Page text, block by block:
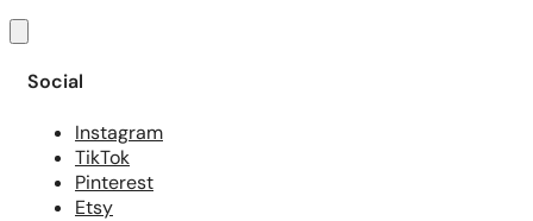
Social
Instagram
TikTok
Pinterest
Etsy